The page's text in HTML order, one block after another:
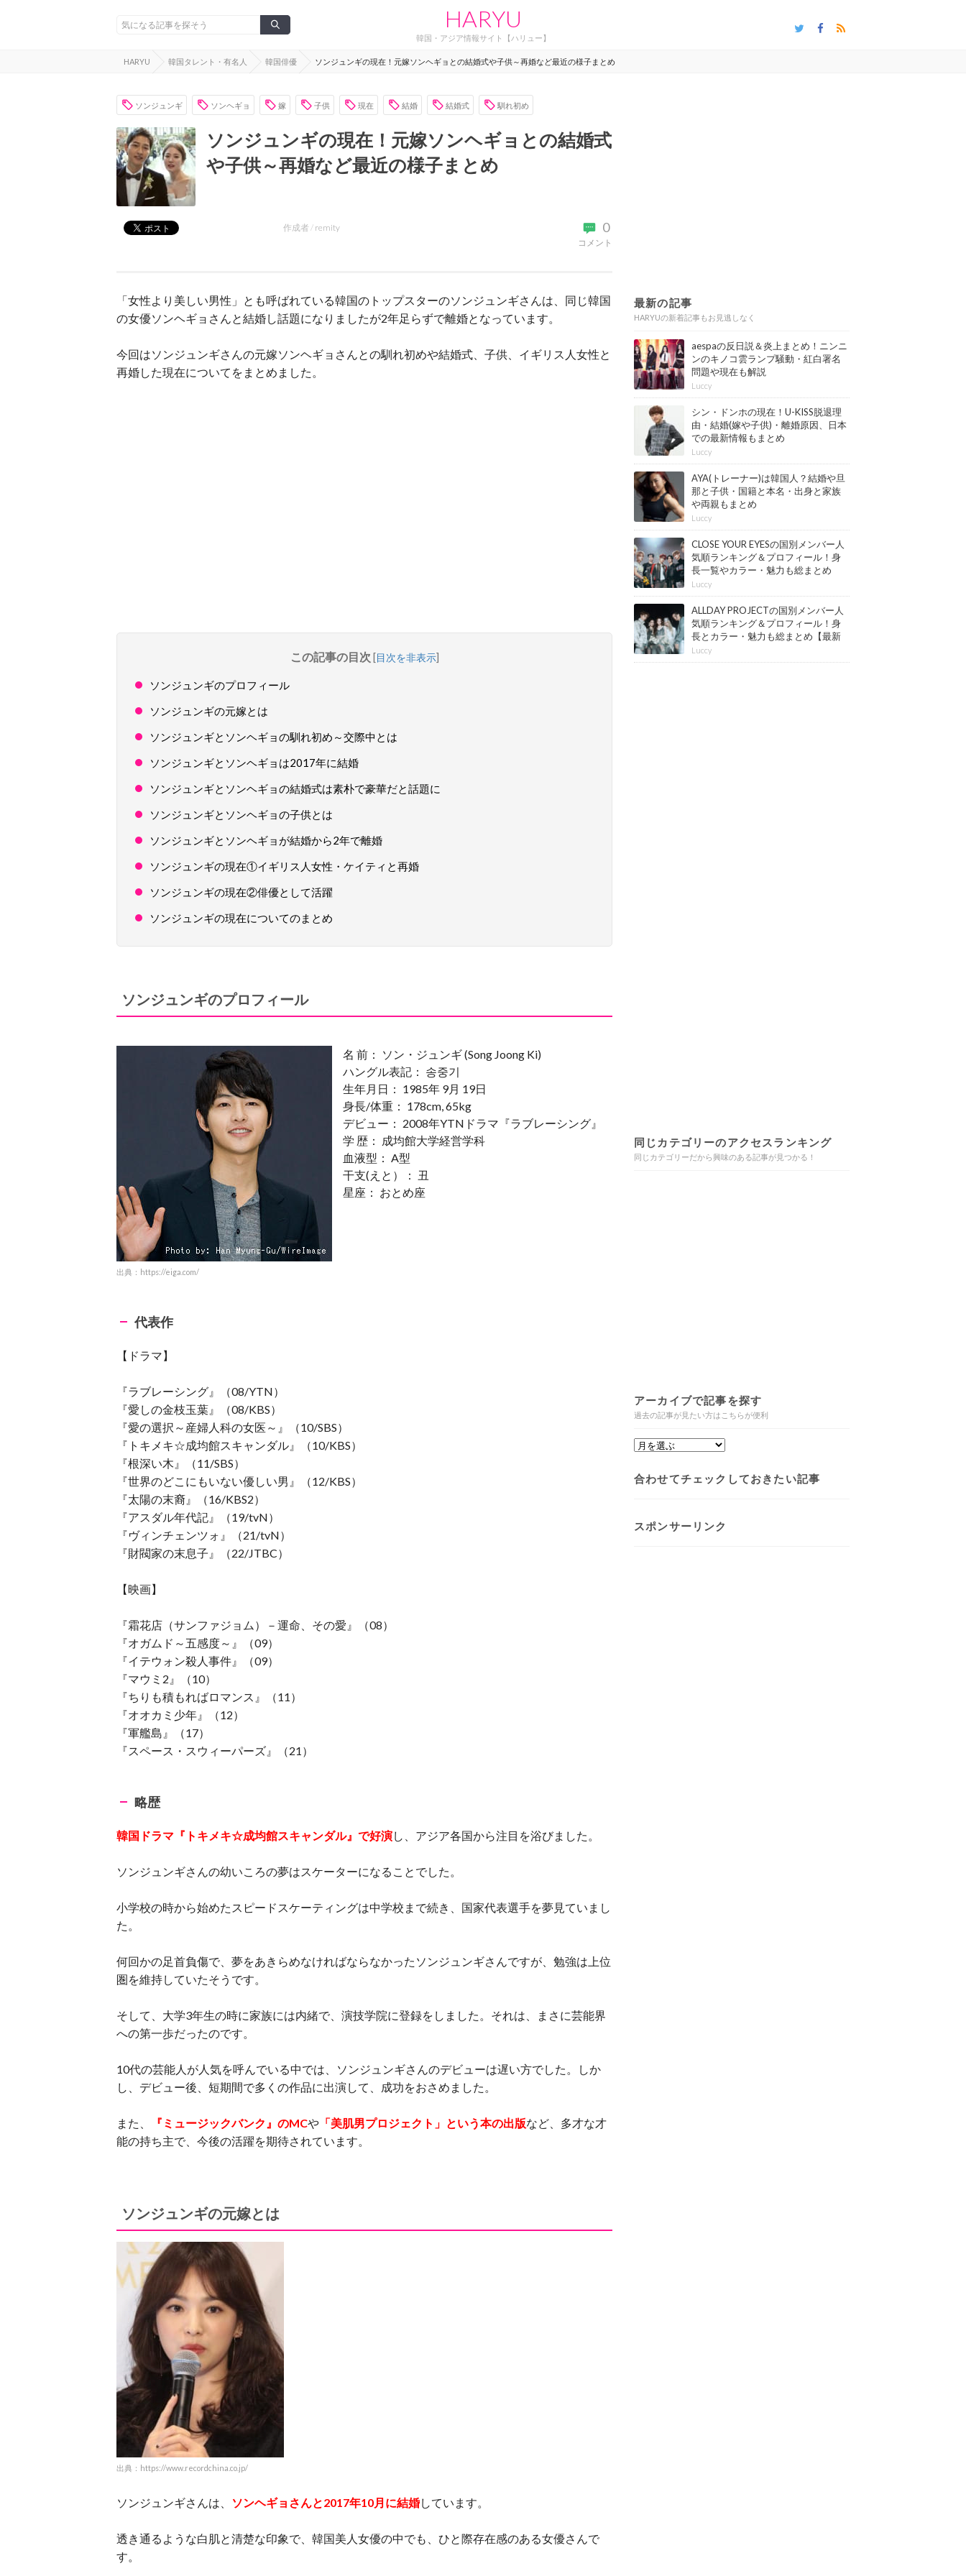
HARYU
韓国・アジア情報サイト【ハリュー】
HARYU 韓国タレント・有名人 韓国俳優 ソンジュンギの現在！元嫁ソンヘギョとの結婚式や子供～再婚など最近の様子まとめ
ソンジュンギ ソンヘギョ 嫁 子供 現在 結婚 結婚式 馴れ初め
ソンジュンギの現在！元嫁ソンヘギョとの結婚式
や子供～再婚など最近の様子まとめ
0
コメント
作成者 / remity
「女性より美しい男性」とも呼ばれている韓国のトップスターのソンジュンギさんは、同じ韓国
の女優ソンヘギョさんと結婚し話題になりましたが2年足らずで離婚となっています。
今回はソンジュンギさんの元嫁ソンヘギョさんとの馴れ初めや結婚式、子供、イギリス人女性と
再婚した現在についてをまとめました。
この記事の目次 [目次を非表示]
ソンジュンギのプロフィール
ソンジュンギの元嫁とは
ソンジュンギとソンヘギョの馴れ初め～交際中とは
ソンジュンギとソンヘギョは2017年に結婚
ソンジュンギとソンヘギョの結婚式は素朴で豪華だと話題に
ソンジュンギとソンヘギョの子供とは
ソンジュンギとソンヘギョが結婚から2年で離婚
ソンジュンギの現在①イギリス人女性・ケイティと再婚
ソンジュンギの現在②俳優として活躍
ソンジュンギの現在についてのまとめ
ソンジュンギのプロフィール
出典：https://eiga.com/
名 前： ソン・ジュンギ (Song Joong Ki)
ハングル表記： 송중기
生年月日： 1985年 9月 19日
身長/体重： 178cm, 65kg
デビュー： 2008年YTNドラマ『ラブレーシング』
学 歴： 成均館大学経営学科
血液型： A型
干支(えと）： 丑
星座： おとめ座
代表作
【ドラマ】
『ラブレーシング』（08/YTN）
『愛しの金枝玉葉』（08/KBS）
『愛の選択～産婦人科の女医～』（10/SBS）
『トキメキ☆成均館スキャンダル』（10/KBS）
『根深い木』（11/SBS）
『世界のどこにもいない優しい男』（12/KBS）
『太陽の末裔』（16/KBS2）
『アスダル年代記』（19/tvN）
『ヴィンチェンツォ』（21/tvN）
『財閥家の末息子』（22/JTBC）
【映画】
『霜花店（サンファジョム）－運命、その愛』（08）
『オガムド～五感度～』（09）
『イテウォン殺人事件』（09）
『マウミ2』（10）
『ちりも積もればロマンス』（11）
『オオカミ少年』（12）
『軍艦島』（17）
『スペース・スウィーパーズ』（21）
略歴
韓国ドラマ『トキメキ☆成均館スキャンダル』で好演し、アジア各国から注目を浴びました。
ソンジュンギさんの幼いころの夢はスケーターになることでした。
小学校の時から始めたスピードスケーティングは中学校まで続き、国家代表選手を夢見ていまし
た。
何回かの足首負傷で、夢をあきらめなければならなかったソンジュンギさんですが、勉強は上位
圏を維持していたそうです。
そして、大学3年生の時に家族には内緒で、演技学院に登録をしました。それは、まさに芸能界
への第一歩だったのです。
10代の芸能人が人気を呼んでいる中では、ソンジュンギさんのデビューは遅い方でした。しか
し、デビュー後、短期間で多くの作品に出演して、成功をおさめました。
また、 『ミュージックバンク』のMCや 「美肌男プロジェクト」という本の出版など、多才な才
能の持ち主で、今後の活躍を期待されています。
ソンジュンギの元嫁とは
出典：https://www.recordchina.co.jp/
ソンジュンギさんは、 ソンヘギョさんと2017年10月に結婚しています。
透き通るような白肌と清楚な印象で、韓国美人女優の中でも、ひと際存在感のある女優さんで
す。
最新の記事
HARYUの新着記事もお見逃しなく
aespaの反日説＆炎上まとめ！ニンニ
ンのキノコ雲ランプ騒動・紅白署名
問題や現在も解説
Luccy
シン・ドンホの現在！U-KISS脱退理
由・結婚(嫁や子供)・離婚原因、日本
での最新情報もまとめ
Luccy
AYA(トレーナー)は韓国人？結婚や旦
那と子供・国籍と本名・出身と家族
や両親もまとめ
Luccy
CLOSE YOUR EYESの国別メンバー人
気順ランキング＆プロフィール！身
長一覧やカラー・魅力も総まとめ
【最新版】
Luccy
ALLDAY PROJECTの国別メンバー人
気順ランキング＆プロフィール！身
長とカラー・魅力も総まとめ【最新
版】
Luccy
同じカテゴリーのアクセスランキング
同じカテゴリーだから興味のある記事が見つかる！
アーカイブで記事を探す
過去の記事が見たい方はこちらが便利
合わせてチェックしておきたい記事
スポンサーリンク